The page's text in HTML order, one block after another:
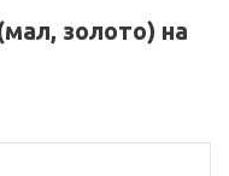
золото) на